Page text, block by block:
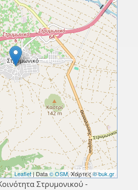
Leaflet| Data© OSM, Χάρτες© buk.gr
Στρυμονικού -